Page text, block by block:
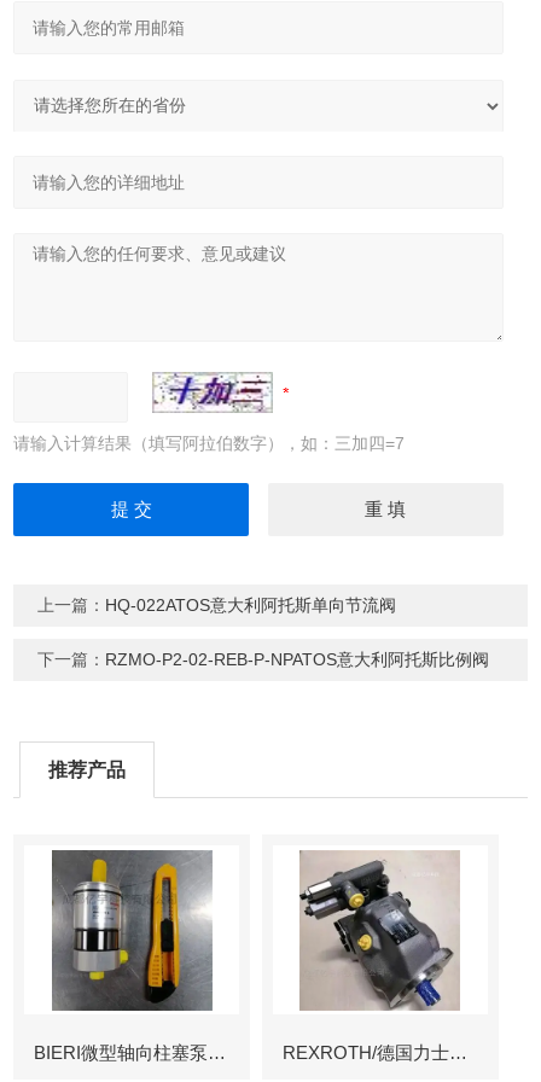
请输入计算结果（填写阿拉伯数字），如：三加四=7
上一篇： HQ-022ATOS意大利阿托斯单向节流阀
下一篇： RZMO-P2-02-REB-P-NPATOS意大利阿托斯比例阀
推荐产品
BIERI微型轴向柱塞泵AKP REXROTH/德国力士乐叶片泵